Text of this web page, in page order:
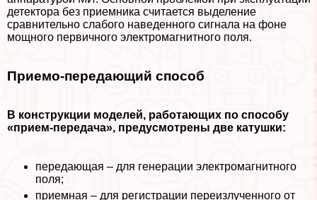
детектора без приемника считается выделение
сравнительно слабого наведенного сигнала на фоне
мощного первичного электромагнитного поля.
Приемо-передающий способ
В конструкции моделей, работающих по способу
«прием-передача», предусмотрены две катушки:
передающая – для генерации электромагнитного
поля;
приемная – для регистрации переизлученного от